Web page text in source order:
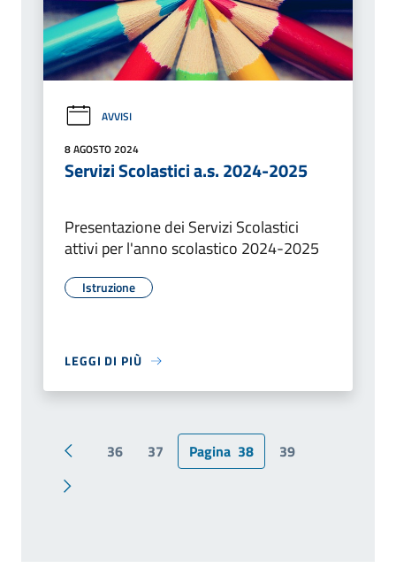
AVVISI
8 AGOSTO 2024
Servizi Scolastici a.s. 2024-2025
Presentazione dei Servizi Scolastici
attivi per l'anno scolastico 2024-2025
Istruzione
LEGGI DI PIÙ
Pagina precedente
36 37 Pagina 38 39
Pagina successiva